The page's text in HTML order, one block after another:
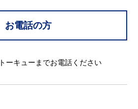
お電話の方
ーキューまでお電話ください